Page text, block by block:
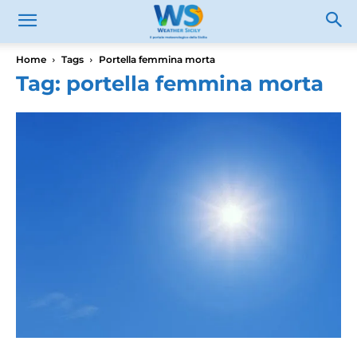
Home Tags Portella femmina morta
Tag: portella femmina morta